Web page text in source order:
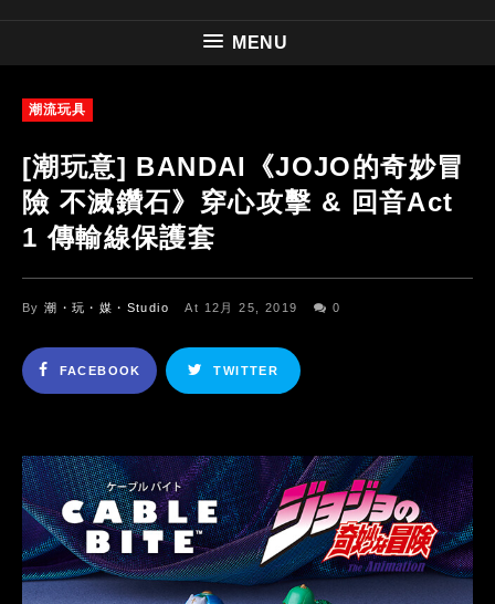
MENU
潮流玩具
[潮玩意] BANDAI《JOJO的奇妙冒
險 不滅鑽石》穿心攻擊 & 回音Act
1 傳輸線保護套
By潮・玩・媒・Studio At 12月 25, 2019 0
FACEBOOK TWITTER